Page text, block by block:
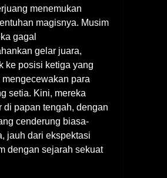
menemukan
magisnya. Musim
gagal
gelar juara,
ke posisi ketiga yang
mengecewakan para
setia. Kini, mereka
di papan tengah, dengan
cenderung biasa-
jauh dari ekspektasi
dengan sejarah sekuat